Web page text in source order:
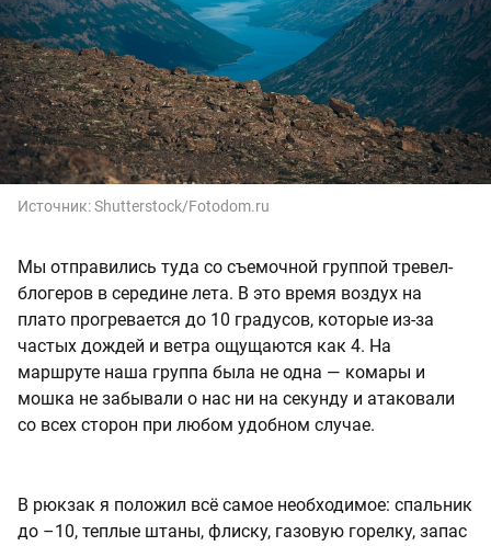
Источник:Shutterstock/Fotodom.ru
Мы отправились туда со съемочной группой тревел-
блогеров в середине лета. В это время воздух на
плато прогревается до 10 градусов, которые из-за
частых дождей и ветра ощущаются как 4. На
маршруте наша группа была не одна — комары и
мошка не забывали о нас ни на секунду и атаковали
со всех сторон при любом удобном случае.
В рюкзак я положил всё самое необходимое: спальник
до –10, теплые штаны, флиску, газовую горелку, запас